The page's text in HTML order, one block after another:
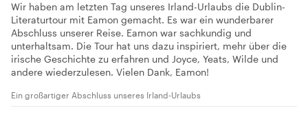
Wir haben am letzten Tag unseres Irland-Urlaubs die Dublin-
Literaturtour mit Eamon gemacht. Es war ein wunderbarer
Abschluss unserer Reise. Eamon war sachkundig und
unterhaltsam. Die Tour hat uns dazu inspiriert, mehr über die
irische Geschichte zu erfahren und Joyce, Yeats, Wilde und
andere wiederzulesen. Vielen Dank, Eamon!
Ein großartiger Abschluss unseres Irland-Urlaubs